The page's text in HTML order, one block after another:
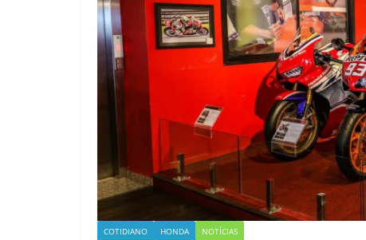
COTIDIANO HONDA NOTÍCIAS